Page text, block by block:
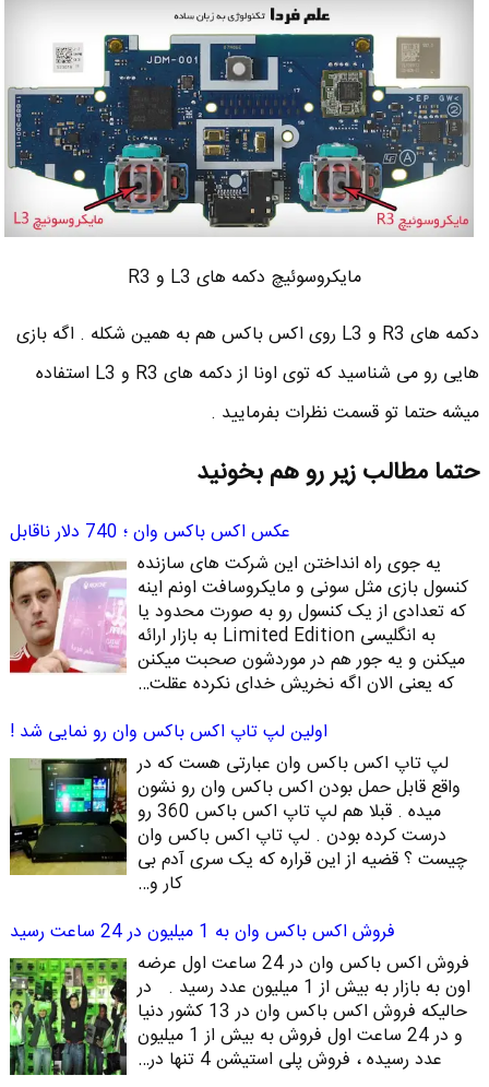
مایکروسوئیچ دکمه های L3 و R3
دکمه های R3 و L3 روی اکس باکس هم به همین شکله . اگه بازی
هایی رو می شناسید که توی اونا از دکمه های R3 و L3 استفاده
میشه حتما تو قسمت نظرات بفرمایید .
حتما مطالب زیر رو هم بخونید
عکس اکس باکس وان ؛ 740 دلار ناقابل
یه جوی راه انداختن این شرکت های سازنده
کنسول بازی مثل سونی و مایکروسافت اونم اینه
که تعدادی از یک کنسول رو به صورت محدود یا
به انگلیسی Limited Edition به بازار ارائه
میکنن و یه جور هم در موردشون صحبت میکنن
که یعنی الان اگه نخریش خدای نکرده عقلت…
اولین لپ تاپ اکس باکس وان رو نمایی شد !
لپ تاپ اکس باکس وان عبارتی هست که در
واقع قابل حمل بودن اکس باکس وان رو نشون
میده . قبلا هم لپ تاپ اکس باکس 360 رو
درست کرده بودن . لپ تاپ اکس باکس وان
چیست ؟ قضیه از این قراره که یک سری آدم بی
کار و…
فروش اکس باکس وان به 1 میلیون در 24 ساعت رسید
فروش اکس باکس وان در 24 ساعت اول عرضه
اون به بازار به بیش از 1 میلیون عدد رسید . در
حالیکه فروش اکس باکس وان در 13 کشور دنیا
و در 24 ساعت اول فروش به بیش از 1 میلیون
عدد رسیده ، فروش پلی استیشن 4 تنها در…